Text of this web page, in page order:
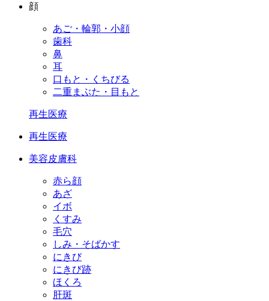
顔
あご・輪郭・小顔
歯科
鼻
耳
口もと・くちびる
二重まぶた・目もと
再生医療
再生医療
美容皮膚科
赤ら顔
あざ
イボ
くすみ
毛穴
しみ・そばかす
にきび
にきび跡
ほくろ
肝斑